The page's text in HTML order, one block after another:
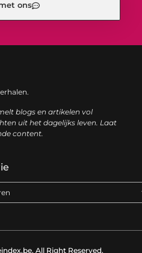
ons
blogs en artikelen vol
uit het dagelijks leven. Laat
content.
All Right Reserved.​